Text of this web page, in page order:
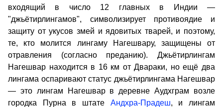
входящий в число 12 главных в Индии —
"джьётирлингамов", символизирует противоядие и
защиту от укусов змей и ядовитых тварей, и поэтому,
те, кто молится лингаму Нагешвару, защищены от
отравления (согласно преданию). Джьётирлингам
Нагешвар находится в 16 км от Двараки, но ещё два
лингама оспаривают статус джьётирлингама Нагешвар
— это лингам Нагешвар в деревне Аудхграм возле
городка Пурна в штате Андхра-Прадеш, и лингам